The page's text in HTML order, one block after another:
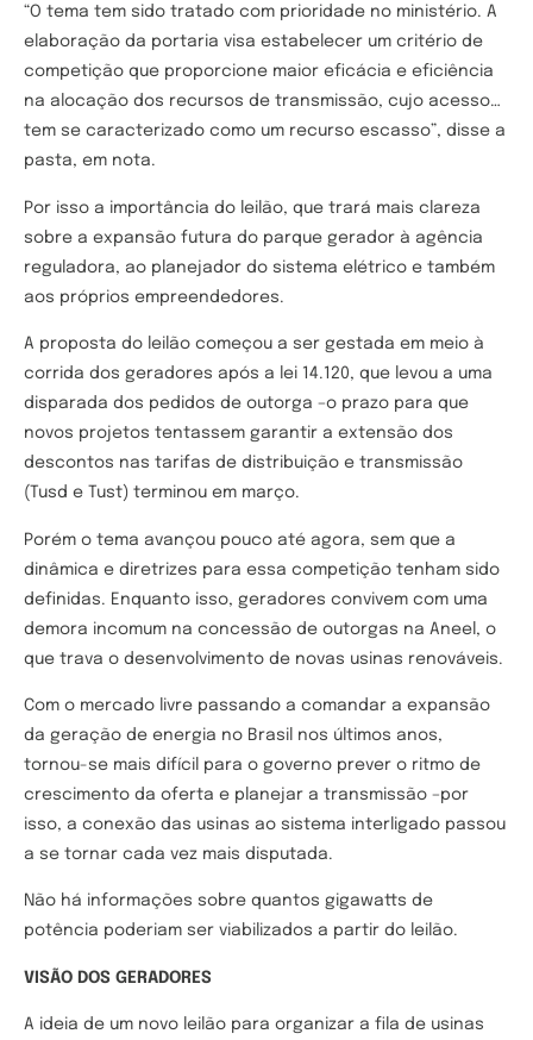
“O tema tem sido tratado com prioridade no ministério. A
elaboração da portaria visa estabelecer um critério de
competição que proporcione maior eficácia e eficiência
na alocação dos recursos de transmissão, cujo acesso…
tem se caracterizado como um recurso escasso”, disse a
pasta, em nota.
Por isso a importância do leilão, que trará mais clareza
sobre a expansão futura do parque gerador à agência
reguladora, ao planejador do sistema elétrico e também
aos próprios empreendedores.
A proposta do leilão começou a ser gestada em meio à
corrida dos geradores após a lei 14.120, que levou a uma
disparada dos pedidos de outorga –o prazo para que
novos projetos tentassem garantir a extensão dos
descontos nas tarifas de distribuição e transmissão
(Tusd e Tust) terminou em março.
Porém o tema avançou pouco até agora, sem que a
dinâmica e diretrizes para essa competição tenham sido
definidas. Enquanto isso, geradores convivem com uma
demora incomum na concessão de outorgas na Aneel, o
que trava o desenvolvimento de novas usinas renováveis.
Com o mercado livre passando a comandar a expansão
da geração de energia no Brasil nos últimos anos,
tornou-se mais difícil para o governo prever o ritmo de
crescimento da oferta e planejar a transmissão –por
isso, a conexão das usinas ao sistema interligado passou
a se tornar cada vez mais disputada.
Não há informações sobre quantos gigawatts de
potência poderiam ser viabilizados a partir do leilão.
VISÃO DOS GERADORES
A ideia de um novo leilão para organizar a fila de usinas